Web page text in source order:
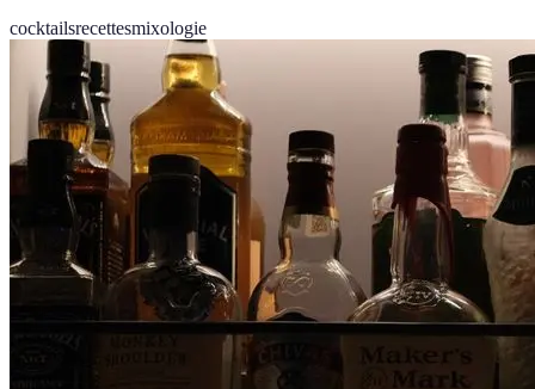
cocktailsrecettesmixologie